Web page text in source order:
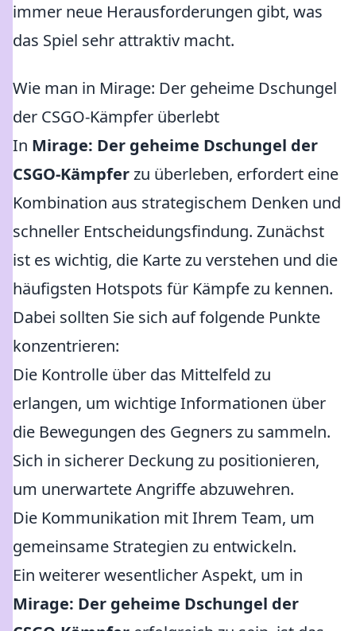
immer neue Herausforderungen gibt, was
das Spiel sehr attraktiv macht.
Wie man in Mirage: Der geheime Dschungel
der CSGO-Kämpfer überlebt
In Mirage: Der geheime Dschungel der
CSGO-Kämpferzu überleben, erfordert eine
Kombination aus strategischem Denken und
schneller Entscheidungsfindung. Zunächst
ist es wichtig, die Karte zu verstehen und die
häufigsten Hotspots für Kämpfe zu kennen.
Dabei sollten Sie sich auf folgende Punkte
konzentrieren:
Die Kontrolle über das Mittelfeld zu
erlangen, um wichtige Informationen über
die Bewegungen des Gegners zu sammeln.
Sich in sicherer Deckung zu positionieren,
um unerwartete Angriffe abzuwehren.
Die Kommunikation mit Ihrem Team, um
gemeinsame Strategien zu entwickeln.
Ein weiterer wesentlicher Aspekt, um in
Mirage: Der geheime Dschungel der